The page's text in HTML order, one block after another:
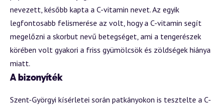
nevezett, később kapta a C-vitamin nevet. Az egyik
legfontosabb felismerése az volt, hogy a C-vitamin segít
megelőzni a skorbut nevű betegséget, ami a tengerészek
körében volt gyakori a friss gyümölcsök és zöldségek hiánya
miatt.
A bizonyíték
Szent-Györgyi kísérletei során patkányokon is tesztelte a C-